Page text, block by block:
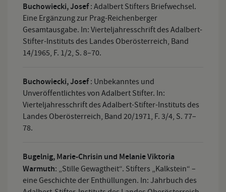
Buchowiecki, Josef: Adalbert Stifters Briefwechsel.
Eine Ergänzung zur Prag-Reichenberger
Gesamtausgabe. In: Vierteljahresschrift des Adalbert-
Stifter-Instituts des Landes Oberösterreich, Band
14/1965, F. 1/2, S. 8–70.
Buchowiecki, Josef: Unbekanntes und
Unveröffentlichtes von Adalbert Stifter. In:
Vierteljahresschrift des Adalbert-Stifter-Instituts des
Landes Oberösterreich, Band 20/1971, F. 3/4, S. 77–
78.
Bugelnig, Marie-Chrisin und Melanie Viktoria
Warmuth: „Stille Gewagtheit“. Stifters „Kalkstein“ –
eine Geschichte der Enthüllungen. In: Jahrbuch des